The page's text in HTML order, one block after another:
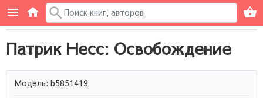
Патрик Несс: Освобождение
Модель: b5851419